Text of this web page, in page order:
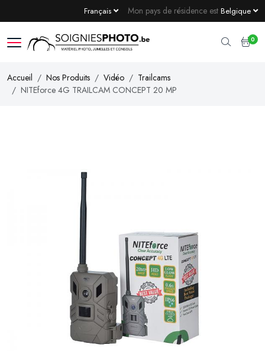
Mon pays de résidence est Belgique
Français
0
Accueil Nos Produits Vidéo
Trailcams
NITEforce 4G TRAILCAM CONCEPT 20 MP